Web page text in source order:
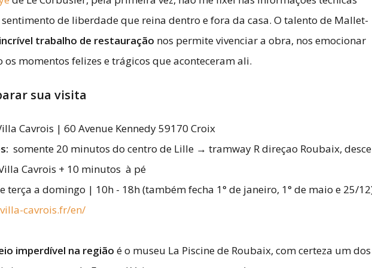
de liberdade que reina dentro e fora da casa. O talento de Mallet-
incrível trabalho de restauração nos permite vivenciar a obra, nos emocionar
momentos felizes e trágicos que aconteceram ali.
sua visita
Cavrois | 60 Avenue Kennedy 59170 Croix
somente 20 minutos do centro de Lille → tramway R direçao Roubaix,
Cavrois + 10 minutos à pé
terça a domingo | 10h - 18h (também fecha 1° de janeiro, 1° de maio e 25/
cavrois.fr/en/
imperdível na região é o museu La Piscine de Roubaix, com certeza um dos